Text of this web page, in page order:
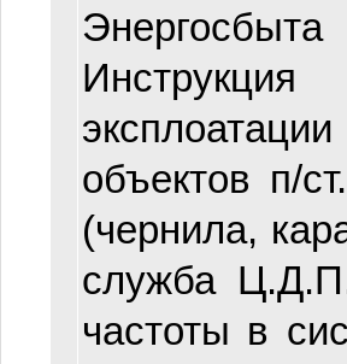
объектов п/
(чернила,
служба
частоты в